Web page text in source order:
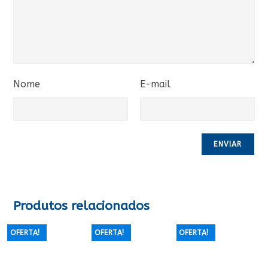
Nome E-mail
Produtos relacionados
OFERTA! OFERTA! OFERTA!